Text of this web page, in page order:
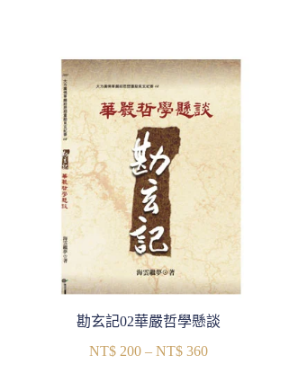
勘玄記02華嚴哲學懸談
NT$200 – NT$360價